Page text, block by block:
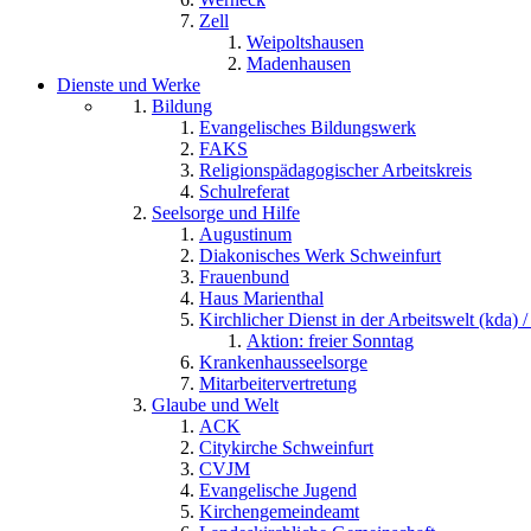
Zell
Weipoltshausen
Madenhausen
Dienste und Werke
Bildung
Evangelisches Bildungswerk
FAKS
Religionspädagogischer Arbeitskreis
Schulreferat
Seelsorge und Hilfe
Augustinum
Diakonisches Werk Schweinfurt
Frauenbund
Haus Marienthal
Kirchlicher Dienst in der Arbeitswelt (kda) /
Aktion: freier Sonntag
Krankenhausseelsorge
Mitarbeitervertretung
Glaube und Welt
ACK
Citykirche Schweinfurt
CVJM
Evangelische Jugend
Kirchengemeindeamt